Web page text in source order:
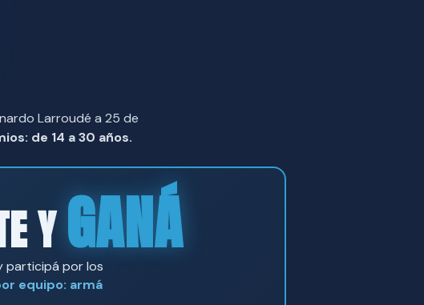
Larroudé a 25 de
de 14 a 30 años.
YGANÁ
participá por los
equipo: armá